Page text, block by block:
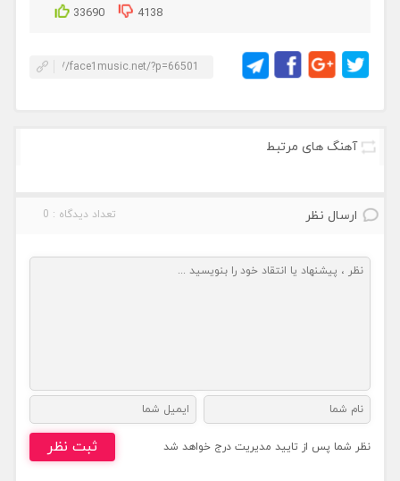
33690 4138
آهنگ های مرتبط
ارسال نظر تعداد دیدگاه : 0
نظر شما پس از تایید مدیریت درج خواهد شد ثبت نظر